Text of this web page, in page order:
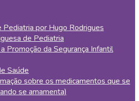
Pediatria por Hugo Rodrigues
de Pediatria
Promoção da Segurança Infantil
Saúde
sobre os medicamentos que se
se amamenta)